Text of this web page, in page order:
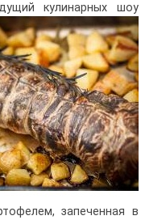
кулинарных шоу
запеченная в